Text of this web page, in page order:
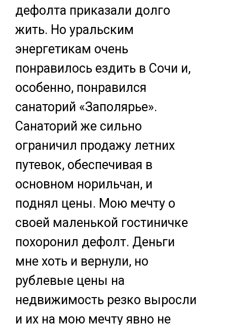
дефолта приказали долго
жить. Но уральским
энергетикам очень
понравилось ездить в Сочи и,
особенно, понравился
санаторий «Заполярье».
Санаторий же сильно
ограничил продажу летних
путевок, обеспечивая в
основном норильчан, и
поднял цены. Мою мечту о
своей маленькой гостиничке
похоронил дефолт. Деньги
мне хоть и вернули, но
рублевые цены на
недвижимость резко выросли
и их на мою мечту явно не